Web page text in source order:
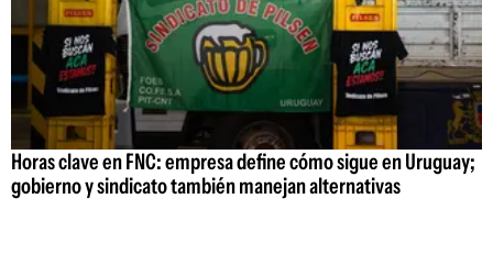
Horas clave en FNC: empresa define cómo sigue en Uruguay;
gobierno y sindicato también manejan alternativas